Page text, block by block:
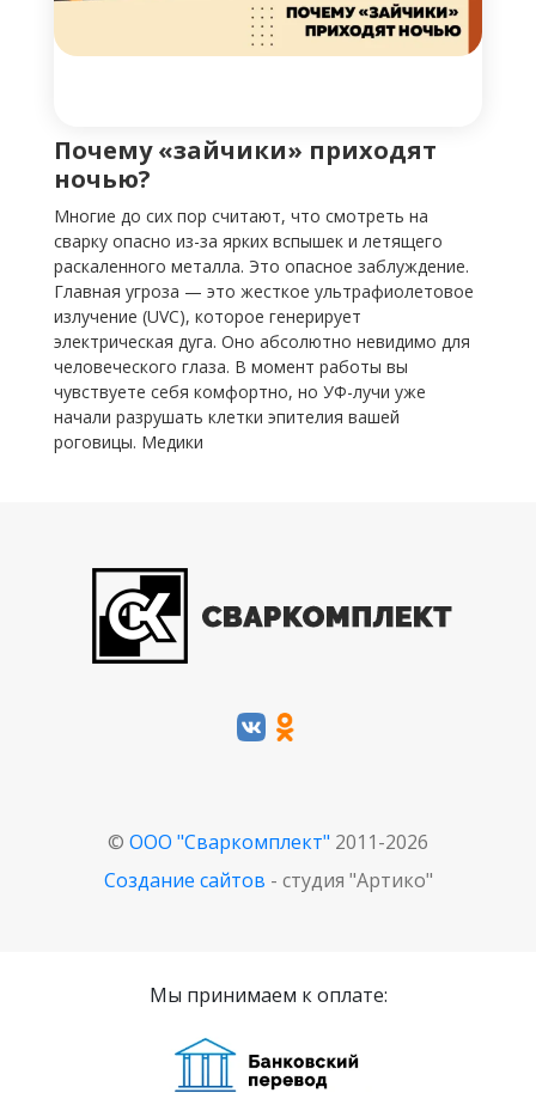
Почему «зайчики» приходят
ночью?
Многие до сих пор считают, что смотреть на
сварку опасно из-за ярких вспышек и летящего
раскаленного металла. Это опасное заблуждение.
Главная угроза — это жесткое ультрафиолетовое
излучение (UVC), которое генерирует
электрическая дуга. Оно абсолютно невидимо для
человеческого глаза. В момент работы вы
чувствуете себя комфортно, но УФ-лучи уже
начали разрушать клетки эпителия вашей
роговицы. Медики
© ООО "Сваркомплект" 2011-2026
Создание сайтов - студия "Артико"
Мы принимаем к оплате: